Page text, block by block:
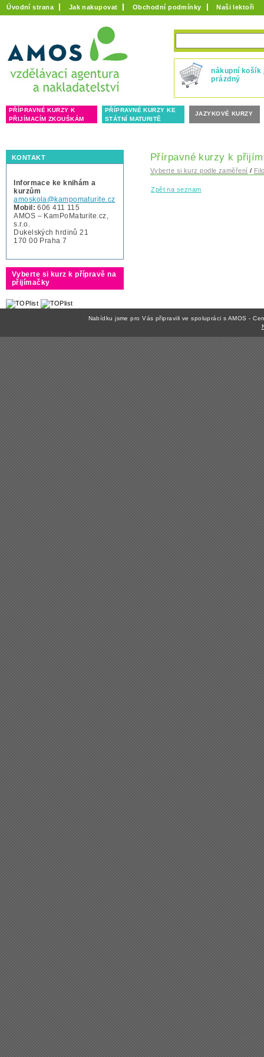
Úvodní strana Jak nakupovat Obchodní podmínky Naši lektoři
nákupní košík
prázdný
PŘÍPRAVNÉ KURZY K
PŘIJÍMACÍM ZKOUŠKÁM
PŘÍPRAVNÉ KURZY KE
STÁTNÍ MATURITĚ
JAZYKOVÉ KURZY
Přírpavné kurzy k
Vyberte si kurz podle zaměření /
KONTAKT
Informace ke knihám a
kurzům
amoskola@kampomaturite.cz
Mobil: 606 411 115
AMOS – KamPoMaturite.cz,
s.r.o.
Dukelských hrdinů 21
170 00 Praha 7
Vyberte si kurz k přípravě na
přijímačky
Zpět na seznam
Nabídku jsme pro Vás připravili ve spolupráci s AMOS -